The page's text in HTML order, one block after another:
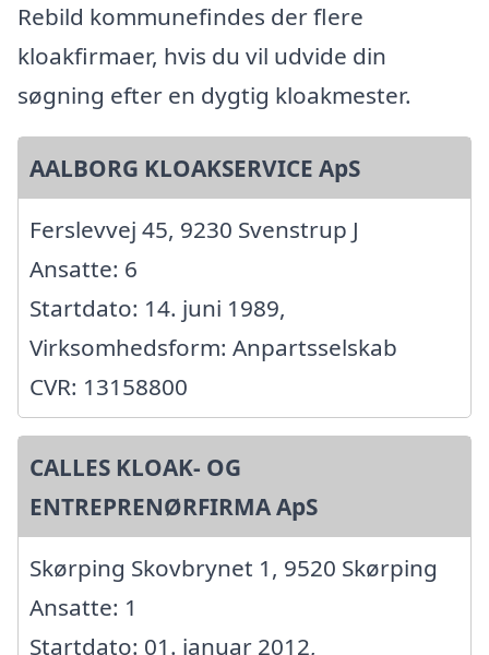
Rebild kommunefindes der flere
kloakfirmaer, hvis du vil udvide din
søgning efter en dygtig kloakmester.
AALBORG KLOAKSERVICE ApS
Ferslevvej 45, 9230 Svenstrup J
Ansatte: 6
Startdato: 14. juni 1989,
Virksomhedsform: Anpartsselskab
CVR: 13158800
CALLES KLOAK- OG
ENTREPRENØRFIRMA ApS
Skørping Skovbrynet 1, 9520 Skørping
Ansatte: 1
Startdato: 01. januar 2012,